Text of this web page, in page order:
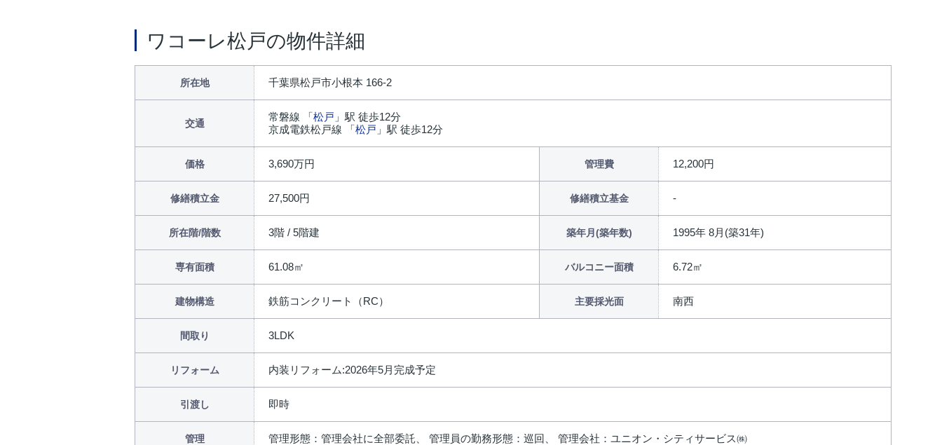
ワコーレ松戸の物件詳細
所在地 千葉県松戸市小根本 166-2
交通
常磐線 「松戸 」駅 徒歩12分
京成電鉄松戸線 「松戸 」駅 徒歩12分
価格 3,690万円 管理費 12,200円
修繕積立金 27,500円 修繕積立基金
所在階/階数 3階 / 5階建 築年月(築年数) 1995年 8月(築31年)
専有面積 61.08㎡ バルコニー面積 6.72㎡
建物構造 鉄筋コンクリート（RC） 主要採光面 南西
間取り 3LDK
リフォーム 内装リフォーム:2026年5月完成予定
引渡し 即時
管理 管理形態：管理会社に全部委託、 管理員の勤務形態：巡回、 管理会社：ユニオン・シティサービス㈱